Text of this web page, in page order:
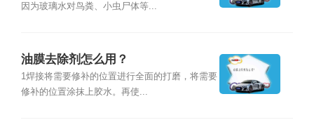
因为玻璃水对鸟粪、小虫尸体等...
油膜去除剂怎么用？
1焊接将需要修补的位置进行全面的打磨，将需要
修补的位置涂抹上胶水。再使...